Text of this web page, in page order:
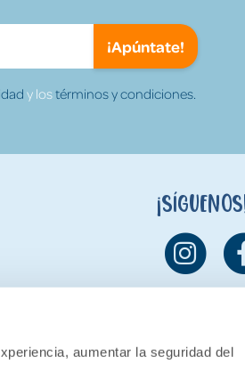
aumentar la seguridad del
¡Apúntate!
y lostérminos y condiciones.